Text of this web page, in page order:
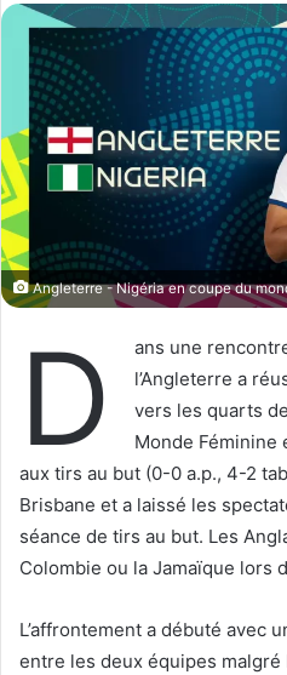
l
o
w
o
n
X
o
y
e
r
u
n
c
o
u
r
r
l
Angleterre - Nigéria en coupe du
D
ans une
l’Angleterre a
vers les quarts
Monde Féminine
aux tirs au but (0-0 a.p., 4-2
Brisbane et a laissé les
séance de tirs au but. Les
Colombie ou la Jamaïque lors
L’affrontement a débuté avec
entre les deux équipes